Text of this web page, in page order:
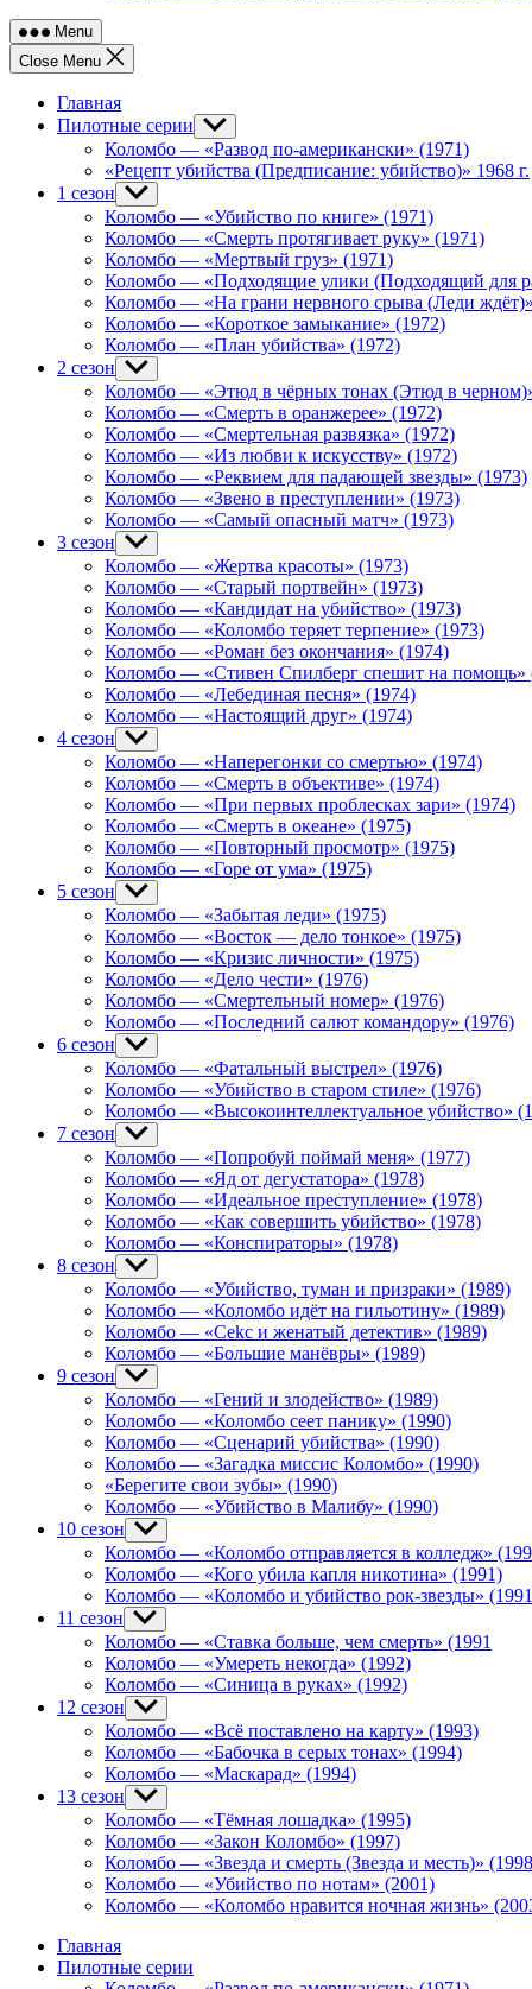
Menu
Close Menu
Главная
Пилотные серии Show
sub
menu
Коломбо — «Развод по-американски» (1971)
«Рецепт убийства (Предписание: убийство)» 1968 г.
1 сезон Show
sub
menu
Коломбо — «Убийство по книге» (1971)
Коломбо — «Смерть протягивает руку» (1971)
Коломбо — «Мертвый груз» (1971)
Коломбо — «Подходящие улики (Подходящий для
Коломбо — «На грани нервного срыва (Леди
Коломбо — «Короткое замыкание» (1972)
Коломбо — «План убийства» (1972)
2 сезон Show
sub
menu
Коломбо — «Этюд в чёрных тонах (Этюд в
Коломбо — «Смерть в оранжерее» (1972)
Коломбо — «Смертельная развязка» (1972)
Коломбо — «Из любви к искусству» (1972)
Коломбо — «Реквием для падающей звезды» (1973)
Коломбо — «Звено в преступлении» (1973)
Коломбо — «Самый опасный матч» (1973)
3 сезон Show
sub
menu
Коломбо — «Жертва красоты» (1973)
Коломбо — «Старый портвейн» (1973)
Коломбо — «Кандидат на убийство» (1973)
Коломбо — «Коломбо теряет терпение» (1973)
Коломбо — «Роман без окончания» (1974)
Коломбо — «Стивен Спилберг спешит на помощь»
Коломбо — «Лебединая песня» (1974)
Коломбо — «Настоящий друг» (1974)
4 сезон Show
sub
menu
Коломбо — «Наперегонки со смертью» (1974)
Коломбо — «Смерть в объективе» (1974)
Коломбо — «При первых проблесках зари» (1974)
Коломбо — «Смерть в океане» (1975)
Коломбо — «Повторный просмотр» (1975)
Коломбо — «Горе от ума» (1975)
5 сезон Show
sub
menu
Коломбо — «Забытая леди» (1975)
Коломбо — «Восток — дело тонкое» (1975)
Коломбо — «Кризис личности» (1975)
Коломбо — «Дело чести» (1976)
Коломбо — «Смертельный номер» (1976)
Коломбо — «Последний салют командору» (1976)
6 сезон Show
sub
menu
Коломбо — «Фатальный выстрел» (1976)
Коломбо — «Убийство в старом стиле» (1976)
Коломбо — «Высокоинтеллектуальное убийство»
7 сезон Show
sub
menu
Коломбо — «Попробуй поймай меня» (1977)
Коломбо — «Яд от дегустатора» (1978)
Коломбо — «Идеальное преступление» (1978)
Коломбо — «Как совершить убийство» (1978)
Коломбо — «Конспираторы» (1978)
8 сезон Show
sub
menu
Коломбо — «Убийство, туман и призраки» (1989)
Коломбо — «Коломбо идёт на гильотину» (1989)
Коломбо — «Cekc и женатый детектив» (1989)
Коломбо — «Большие манёвры» (1989)
9 сезон Show
sub
menu
Коломбо — «Гений и злодейство» (1989)
Коломбо — «Коломбо сеет панику» (1990)
Коломбо — «Сценарий убийства» (1990)
Коломбо — «Загадка миссис Коломбо» (1990)
«Берегите свои зубы» (1990)
Коломбо — «Убийство в Малибу» (1990)
10 сезон Show
sub
menu
Коломбо — «Коломбо отправляется в колледж»
Коломбо — «Кого убила капля никотина» (1991)
Коломбо — «Коломбо и убийство рок-звезды»
11 сезон Show
sub
menu
Коломбо — «Ставка больше, чем смерть» (1991
Коломбо — «Умереть некогда» (1992)
Коломбо — «Синица в руках» (1992)
12 сезон Show
sub
menu
Коломбо — «Всё поставлено на карту» (1993)
Коломбо — «Бабочка в серых тонах» (1994)
Коломбо — «Маскарад» (1994)
13 сезон Show
sub
menu
Коломбо — «Тёмная лошадка» (1995)
Коломбо — «Закон Коломбо» (1997)
Коломбо — «Звезда и смерть (Звезда и месть)»
Коломбо — «Убийство по нотам» (2001)
Коломбо — «Коломбо нравится ночная жизнь»
Главная
Пилотные серии